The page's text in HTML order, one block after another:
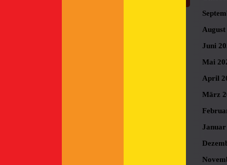
August
Juni
Mai
April
März
Januar